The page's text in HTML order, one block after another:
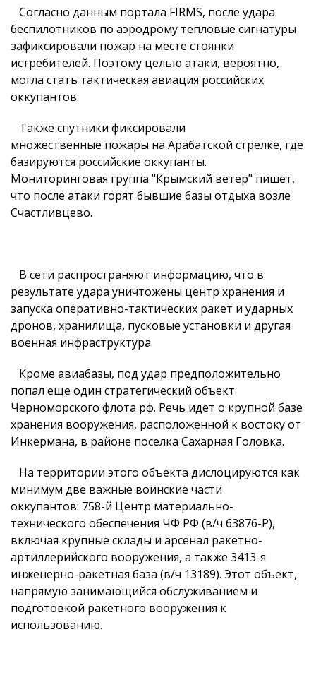
Согласно данным портала FIRMS, после удара
беспилотников по аэродрому тепловые сигнатуры
зафиксировали пожар на месте стоянки
истребителей. Поэтому целью атаки, вероятно,
могла стать тактическая авиация российских
оккупантов.
Также спутники фиксировали
множественные пожары на Арабатской стрелке, где
базируются российские оккупанты.
Мониторинговая группа "Крымский ветер" пишет,
что после атаки горят бывшие базы отдыха возле
Счастливцево.
В сети распространяют информацию, что в
результате удара уничтожены центр хранения и
запуска оперативно-тактических ракет и ударных
дронов, хранилища, пусковые установки и другая
военная инфраструктура.
Кроме авиабазы, под удар предположительно
попал еще один стратегический объект
Черноморского флота рф. Речь идет о крупной базе
хранения вооружения, расположенной к востоку от
Инкермана, в районе поселка Сахарная Головка.
На территории этого объекта дислоцируются как
минимум две важные воинские части
оккупантов: 758-й Центр материально-
технического обеспечения ЧФ РФ (в/ч 63876-Р),
включая крупные склады и арсенал ракетно-
артиллерийского вооружения, а также 3413-я
инженерно-ракетная база (в/ч 13189). Этот объект,
напрямую занимающийся обслуживанием и
подготовкой ракетного вооружения к
использованию.